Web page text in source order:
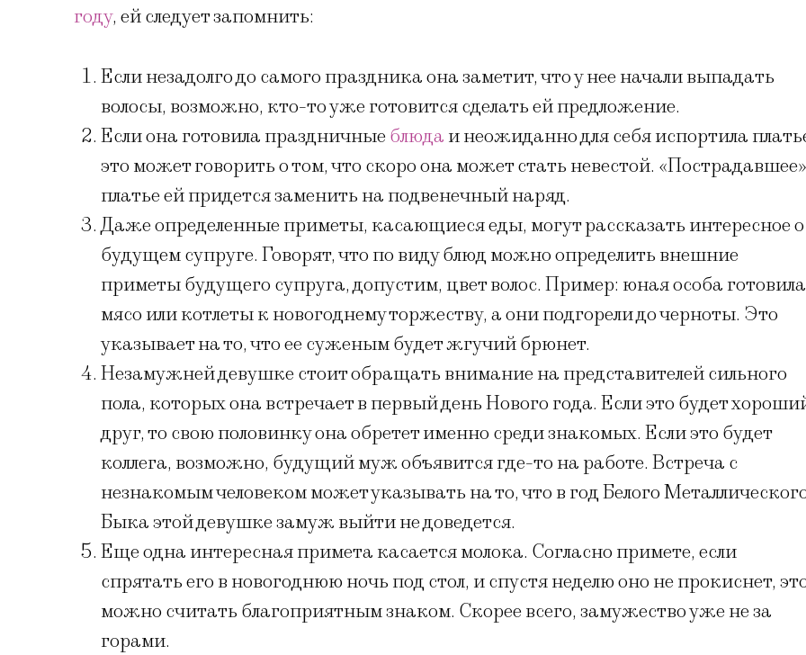
году, ей следует запомнить:
Если незадолго до самого праздника она заметит, что у нее начали выпадать
волосы, возможно, кто-то уже готовится сделать ей предложение.
Если она готовила праздничныеблюда и неожиданно для себя испортила
это может говорить о том, что скоро она может стать невестой. «Пострадавшее»
платье ей придется заменить на подвенечный наряд.
Даже определенные приметы, касающиеся еды, могут рассказать интересное о
будущем супруге. Говорят, что по виду блюд можно определить внешние
приметы будущего супруга, допустим, цвет волос. Пример: юная особа готовила
мясо или котлеты к новогоднему торжеству, а они подгорели до черноты. Это
указывает на то, что ее суженым будет жгучий брюнет.
Незамужней девушке стоит обращать внимание на представителей сильного
пола, которых она встречает в первый день Нового года. Если это будет
друг, то свою половинку она обретет именно среди знакомых. Если это будет
коллега, возможно, будущий муж объявится где-то на работе. Встреча с
незнакомым человеком может указывать на то, что в год Белого
Быка этой девушке замуж выйти не доведется.
Еще одна интересная примета касается молока. Согласно примете, если
спрятать его в новогоднюю ночь под стол, и спустя неделю оно не прокиснет,
можно считать благоприятным знаком. Скорее всего, замужество уже не за
горами.